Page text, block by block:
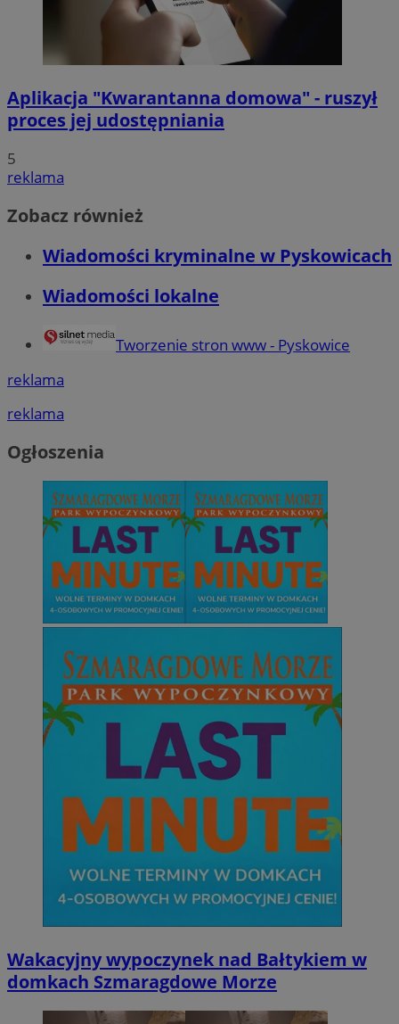
Aplikacja "Kwarantanna domowa" - ruszył
proces jej udostępniania
5
reklama
Zobacz również
Wiadomości kryminalne w Pyskowicach
Wiadomości lokalne
Tworzenie stron www - Pyskowice
reklama
reklama
Ogłoszenia
Wakacyjny wypoczynek nad Bałtykiem w
domkach Szmaragdowe Morze